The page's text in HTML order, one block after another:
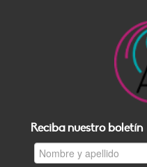
Reciba nuestro boletín